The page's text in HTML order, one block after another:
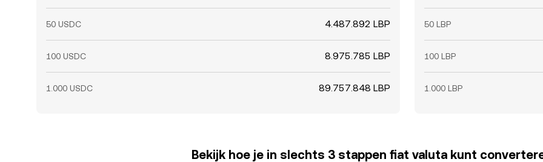
50 USDC 4.487.892 LBP
100 USDC 8.975.785 LBP
1.000 USDC 89.757.848 LBP
50 LBP
100 LBP
1.000 LBP
Bekijk hoe je in slechts 3 stappen fiat valuta kunt